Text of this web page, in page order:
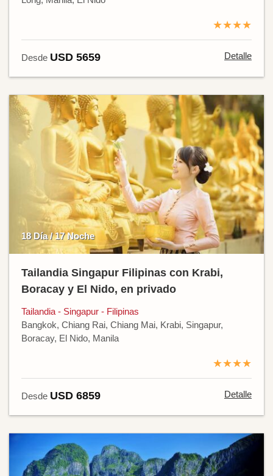
★★★★
Desde USD 5659 Detalle
18 Día / 17 Noche
Tailandia Singapur Filipinas con Krabi,
Boracay y El Nido, en privado
Tailandia - Singapur - Filipinas
Bangkok, Chiang Rai, Chiang Mai, Krabi, Singapur,
Boracay, El Nido, Manila
★★★★
Desde USD 6859 Detalle